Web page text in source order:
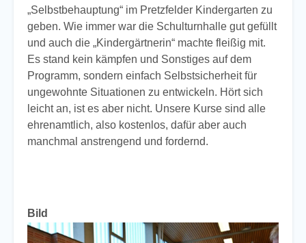
„Selbstbehauptung“ im Pretzfelder Kindergarten zu
geben. Wie immer war die Schulturnhalle gut gefüllt
und auch die „Kindergärtnerin“ machte fleißig mit.
Es stand kein kämpfen und Sonstiges auf dem
Programm, sondern einfach Selbstsicherheit für
ungewohnte Situationen zu entwickeln. Hört sich
leicht an, ist es aber nicht. Unsere Kurse sind alle
ehrenamtlich, also kostenlos, dafür aber auch
manchmal anstrengend und fordernd.
Bild